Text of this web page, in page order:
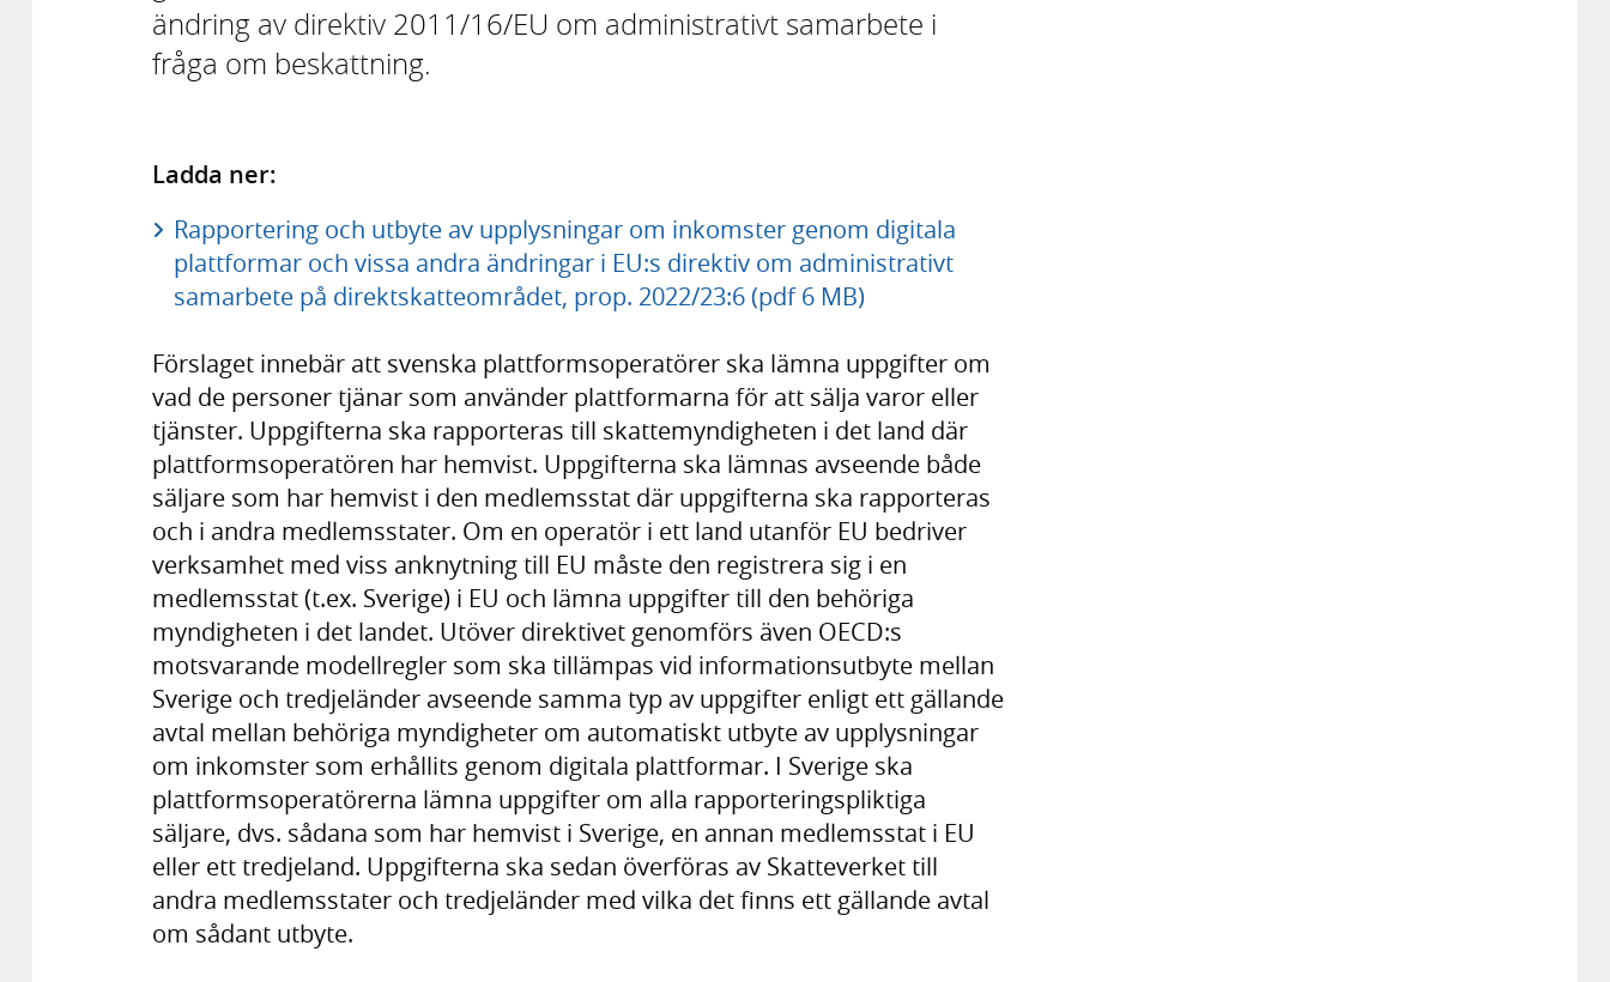
ändring av direktiv 2011/16/EU om administrativt samarbete i
fråga om beskattning.
Ladda ner:
Rapportering och utbyte av upplysningar om inkomster genom digitala
plattformar och vissa andra ändringar i EU:s direktiv om administrativt
samarbete på direktskatteområdet, prop. 2022/23:6 (pdf 6 MB)
Förslaget innebär att svenska plattformsoperatörer ska lämna uppgifter om
vad de personer tjänar som använder plattformarna för att sälja varor eller
tjänster. Uppgifterna ska rapporteras till skattemyndigheten i det land där
plattformsoperatören har hemvist. Uppgifterna ska lämnas avseende både
säljare som har hemvist i den medlemsstat där uppgifterna ska rapporteras
och i andra medlemsstater. Om en operatör i ett land utanför EU bedriver
verksamhet med viss anknytning till EU måste den registrera sig i en
medlemsstat (t.ex. Sverige) i EU och lämna uppgifter till den behöriga
myndigheten i det landet. Utöver direktivet genomförs även OECD:s
motsvarande modellregler som ska tillämpas vid informationsutbyte mellan
Sverige och tredjeländer avseende samma typ av uppgifter enligt ett gällande
avtal mellan behöriga myndigheter om automatiskt utbyte av upplysningar
om inkomster som erhållits genom digitala plattformar. I Sverige ska
plattformsoperatörerna lämna uppgifter om alla rapporteringspliktiga
säljare, dvs. sådana som har hemvist i Sverige, en annan medlemsstat i EU
eller ett tredjeland. Uppgifterna ska sedan överföras av Skatteverket till
andra medlemsstater och tredjeländer med vilka det finns ett gällande avtal
om sådant utbyte.